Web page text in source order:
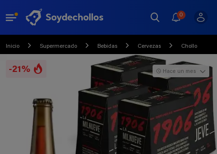
0
Inicio Supermercado Bebidas Cervezas Chollo
-21% Hace un mes